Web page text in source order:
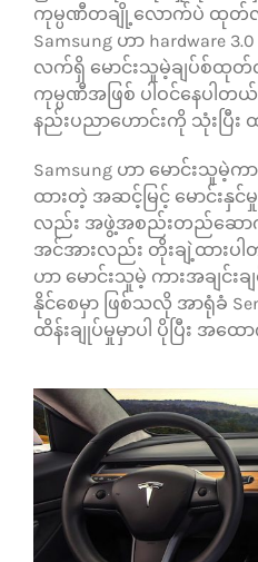
ကုမ္ပဏီတချို့လောက်ပဲ ထုတ်လု
Samsung ဟာ hardware
လက်ရှိ မောင်းသူမဲ့ချပ်စ်ထုတ်
ကုမ္ပဏီအဖြစ် ပါဝင်နေပါတယ်
နည်းပညာဟောင်းကို သုံးပြီး
Samsung ဟာ မောင်းသူမဲ့
ထားတဲ့ အဆင့်မြင့် မောင်းနှ
လည်း အဖွဲ့အစည်းတည်ဆော
အင်အားလည်း တိုးချဲ့ထားပါ
ဟာ မောင်းသူမဲ့ ကားအချင်း
နိုင်စေမှာ ဖြစ်သလို အာရုံခံ
ထိန်းချုပ်မှုမှာပါ ပိုပြီး အထ